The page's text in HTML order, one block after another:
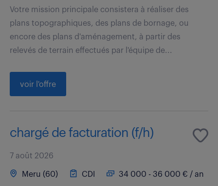
Votre mission principale consistera à réaliser des
plans topographiques, des plans de bornage, ou
encore des plans d'aménagement, à partir des
relevés de terrain effectués par l'équipe de...
voir l'offre
chargé de facturation (f/h)
7 août 2026
Meru (60) CDI 34 000 - 36 000 € / an